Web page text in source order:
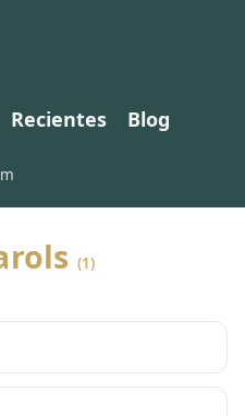
Recientes
Blog
(1)